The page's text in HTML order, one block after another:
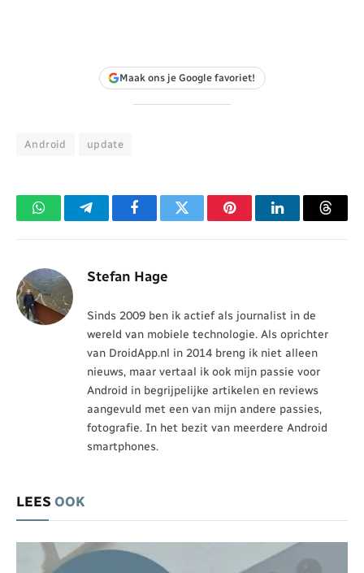
Maak ons je Google favoriet!
Android update
WhatsAppTelegramFacebookTwitter PinterestLinkedIn
Stefan Hage
Sinds 2009 ben ik actief als journalist in de
wereld van mobiele technologie. Als oprichter
van DroidApp.nl in 2014 breng ik niet alleen
nieuws, maar vertaal ik ook mijn passie voor
Android in begrijpelijke artikelen en reviews
aangevuld met een van mijn andere passies,
fotografie. In het bezit van meerdere Android
smartphones.
LEES OOK